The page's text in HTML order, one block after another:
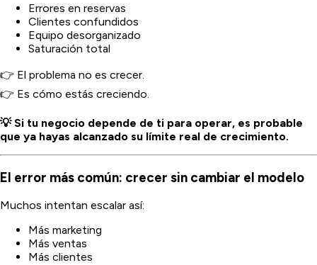
Errores en reservas
Clientes confundidos
Equipo desorganizado
Saturación total
👉 El problema no es crecer.
👉 Es cómo estás creciendo.
💡 Si tu negocio depende de ti para operar, es probable
que ya hayas alcanzado su límite real de crecimiento.
El error más común: crecer sin cambiar el modelo
Muchos intentan escalar así:
Más marketing
Más ventas
Más clientes